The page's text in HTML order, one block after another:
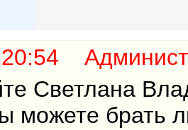
20:54
Светлана
можете брать